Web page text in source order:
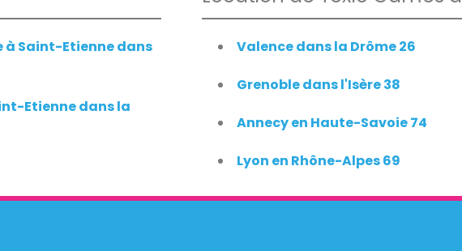
à Saint-Etienne dans
Etienne dans la
Valence dans la Drôme 26
Grenoble dans l'Isère 38
Annecy en Haute-Savoie 74
Lyon en Rhône-Alpes 69